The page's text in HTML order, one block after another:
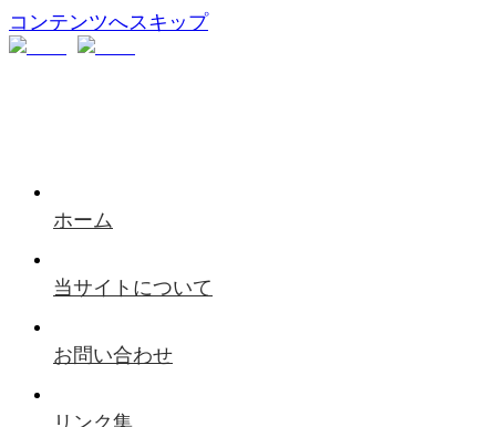
コンテンツへスキップ
ホーム
当サイトについて
お問い合わせ
リンク集